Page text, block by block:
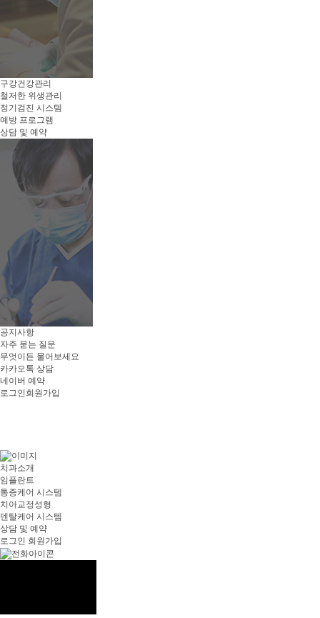
구강건강관리
철저한 위생관리
정기검진 시스템
예방 프로그램
상담 및 예약
공지사항
자주 묻는 질문
무엇이든 물어보세요
카카오톡 상담
네이버 예약
로그인 회원가입
치과소개
임플란트
통증케어 시스템
치아교정성형
덴탈케어 시스템
상담 및 예약
로그인 회원가입